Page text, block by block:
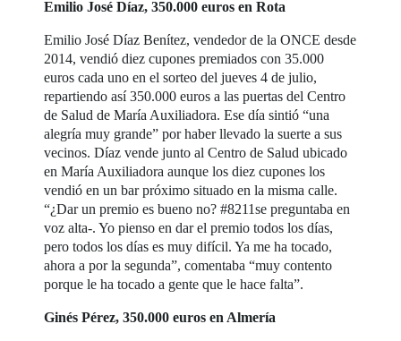
Emilio José Díaz, 350.000 euros en Rota
Emilio José Díaz Benítez, vendedor de la ONCE desde
2014, vendió diez cupones premiados con 35.000
euros cada uno en el sorteo del jueves 4 de julio,
repartiendo así 350.000 euros a las puertas del Centro
de Salud de María Auxiliadora. Ese día sintió “una
alegría muy grande” por haber llevado la suerte a sus
vecinos. Díaz vende junto al Centro de Salud ubicado
en María Auxiliadora aunque los diez cupones los
vendió en un bar próximo situado en la misma calle.
“¿Dar un premio es bueno no? #8211se preguntaba en
voz alta-. Yo pienso en dar el premio todos los días,
pero todos los días es muy difícil. Ya me ha tocado,
ahora a por la segunda”, comentaba “muy contento
porque le ha tocado a gente que le hace falta”.
Ginés Pérez, 350.000 euros en Almería